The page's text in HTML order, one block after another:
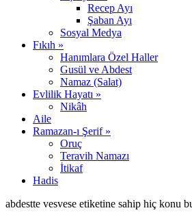
Recep Ayı
Şaban Ayı
Sosyal Medya
Fıkıh »
Hanımlara Özel Haller
Gusül ve Abdest
Namaz (Salat)
Evlilik Hayatı »
Nikâh
Aile
Ramazan-ı Şerif »
Oruç
Teravih Namazı
İtikaf
Hadis
abdestte vesvese etiketine sahip hiç konu